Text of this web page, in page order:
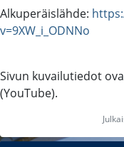
Alkuperäislähde:
v=9XW_i_ODNNo
Sivun kuvailutiedot
(YouTube).